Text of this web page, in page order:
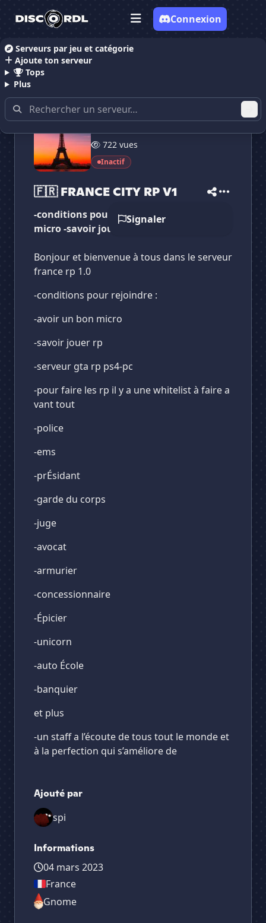
Serveurs par jeu et catégorie
Ajoute ton serveur
Tops
Plus
Connexion
Accueil Serveurs Discord RolePlay
722 vues
Inactif
🇫🇷 FRANCE CITY RP V1
Signaler
-conditions pour rejoindre : -avoir un bon
micro -savoir jouer rp -servps4-pc
Bonjour et bienvenue à tous dans le serveur
france rp 1.0
-conditions pour rejoindre :
-avoir un bon micro
-savoir jouer rp
-serveur gta rp ps4-pc
-pour faire les rp il y a une whitelist à faire a
vant tout
-police
-ems
-prÉsidant
-garde du corps
-juge
-avocat
-armurier
-concessionnaire
-Épicier
-unicorn
-auto École
-banquier
et plus
-un staff a l’écoute de tous tout le monde et
à la perfection qui s’améliore de
Ajouté par
spi
Informations
04 mars 2023
France
Gnome
Vote pour🇫🇷 FRANCE CITY RP V1
Es-tu sûr de vouloir supprimer ton avis de ce
serveur ?